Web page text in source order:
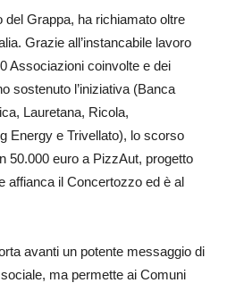
del Grappa, ha richiamato oltre
Grazie all’instancabile lavoro
Associazioni coinvolte e dei
sostenuto l’iniziativa (Banca
Lauretana, Ricola,
Energy e Trivellato), lo scorso
50.000 euro a PizzAut, progetto
affianca il Concertozzo ed è al
avanti un potente messaggio di
ma permette ai Comuni